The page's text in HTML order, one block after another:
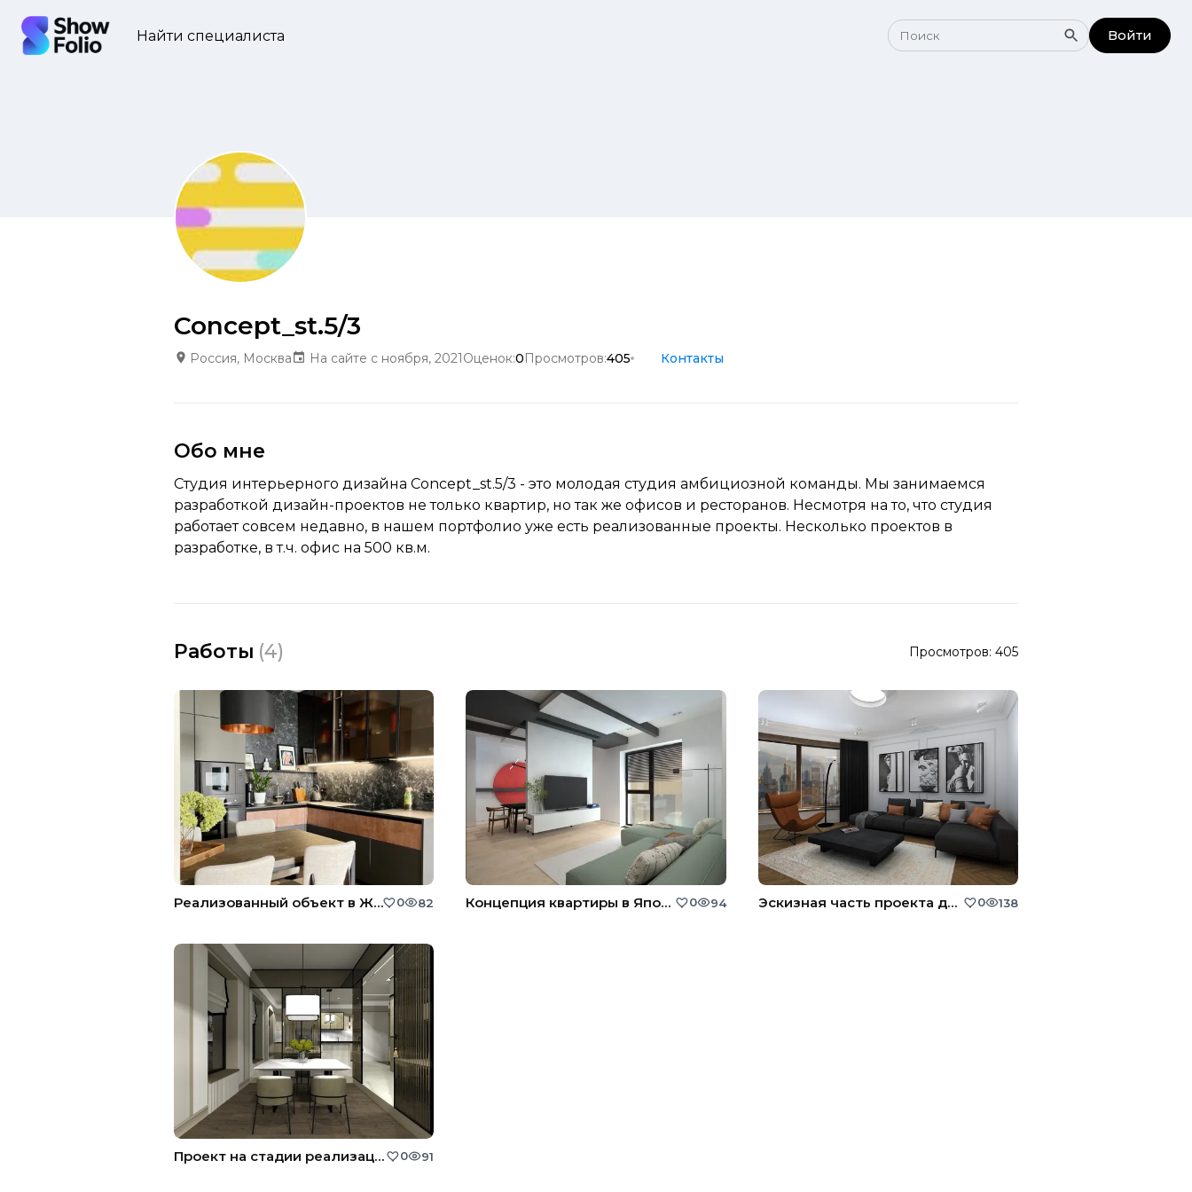
Найти специалиста Войти
Concept_st.5/3
Россия, Москва На сайте с ноября, 2021Оценок:0Просмотров:405 Контакты
Обо мне
Студия интерьерного дизайна Concept_st.5/3 - это молодая студия амбициозной команды. Мы занимаемся
разработкой дизайн-проектов не только квартир, но так же офисов и ресторанов. Несмотря на то, что студия
работает совсем недавно, в нашем портфолио уже есть реализованные проекты. Несколько проектов в
разработке, в т.ч. офис на 500 кв.м.
Работы (4) Просмотров: 405
Реализованный объект в ЖК "Хорошевский" 0 82 Концепция квартиры в Японском стиле 0 94 Эскизная часть проекта для семьи с двумя детьми 0 138
Проект на стадии реализации ЖК Сердце Столицы 0 91